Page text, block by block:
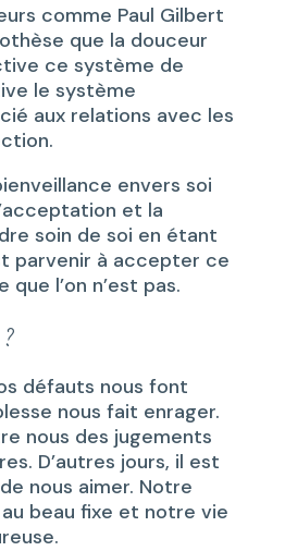
comme Paul Gilbert
que la douceur
ce système de
le système
aux relations avec les
envers soi
et la
soin de soi en étant
parvenir à accepter ce
l’on n’est pas.
défauts nous font
nous fait enrager.
nous des jugements
D’autres jours, il est
nous aimer. Notre
beau fixe et notre vie